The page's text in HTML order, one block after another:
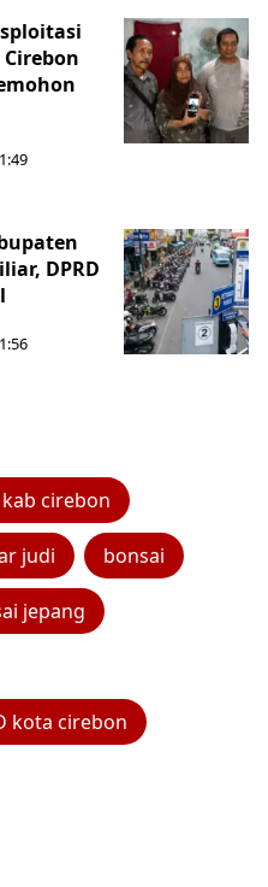
DPRD
kab cirebon
judi bonsai
jepang
kota cirebon